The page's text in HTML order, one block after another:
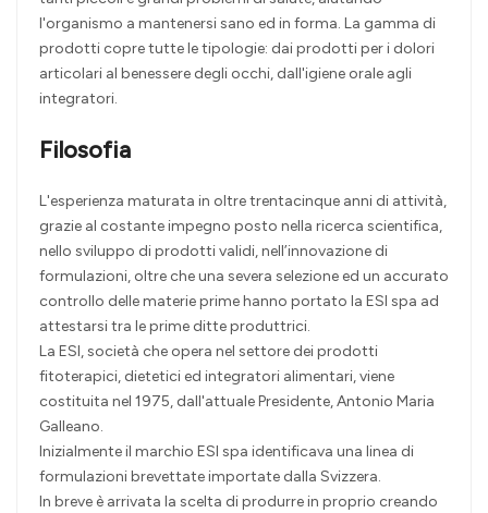
l'organismo a mantenersi sano ed in forma. La gamma di
prodotti copre tutte le tipologie: dai prodotti per i dolori
articolari al benessere degli occhi, dall'igiene orale agli
integratori.
Filosofia
L'esperienza maturata in oltre trentacinque anni di attività,
grazie al costante impegno posto nella ricerca scientifica,
nello sviluppo di prodotti validi, nell’innovazione di
formulazioni, oltre che una severa selezione ed un accurato
controllo delle materie prime hanno portato la ESI spa ad
attestarsi tra le prime ditte produttrici.
La ESI, società che opera nel settore dei prodotti
fitoterapici, dietetici ed integratori alimentari, viene
costituita nel 1975, dall'attuale Presidente, Antonio Maria
Galleano.
Inizialmente il marchio ESI spa identificava una linea di
formulazioni brevettate importate dalla Svizzera.
In breve è arrivata la scelta di produrre in proprio creando